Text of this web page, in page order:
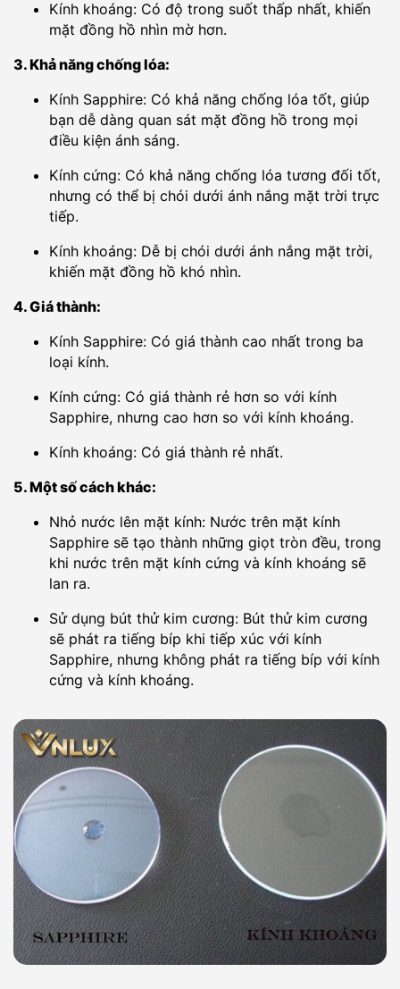
Kính khoáng: Có độ trong suốt thấp nhất, khiến
mặt đồng hồ nhìn mờ hơn.
3. Khả năng chống lóa:
Kính Sapphire: Có khả năng chống lóa tốt, giúp
bạn dễ dàng quan sát mặt đồng hồ trong mọi
điều kiện ánh sáng.
Kính cứng: Có khả năng chống lóa tương đối tốt,
nhưng có thể bị chói dưới ánh nắng mặt trời trực
tiếp.
Kính khoáng: Dễ bị chói dưới ánh nắng mặt trời,
khiến mặt đồng hồ khó nhìn.
4. Giá thành:
Kính Sapphire: Có giá thành cao nhất trong ba
loại kính.
Kính cứng: Có giá thành rẻ hơn so với kính
Sapphire, nhưng cao hơn so với kính khoáng.
Kính khoáng: Có giá thành rẻ nhất.
5. Một số cách khác:
Nhỏ nước lên mặt kính: Nước trên mặt kính
Sapphire sẽ tạo thành những giọt tròn đều, trong
khi nước trên mặt kính cứng và kính khoáng sẽ
lan ra.
Sử dụng bút thử kim cương: Bút thử kim cương
sẽ phát ra tiếng bíp khi tiếp xúc với kính
Sapphire, nhưng không phát ra tiếng bíp với kính
cứng và kính khoáng.